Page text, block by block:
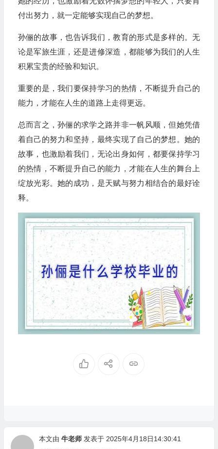
付出努力，就一定能够实现自己的梦想。
孙俪的故事，也告诉我们，教育的形式是多样的。无
论是军旅生涯，还是进修深造，都能够为我们的人生
积累宝贵的经验和知识。
重要的是，我们要保持学习的热情，不断提升自己的
能力，才能在人生的道路上走得更远。
总而言之，孙俪的求学之路并非一帆风顺，但她凭借
着自己的努力和坚持，最终实现了自己的梦想。她的
故事，也激励着我们，无论出身如何，都要保持学习
的热情，不断提升自己的能力，才能在人生的舞台上
绽放光彩。她的成功，是天赋与努力相结合的最好诠
释。
本文由 牛老师发表于 2025年4月18日14:30:41